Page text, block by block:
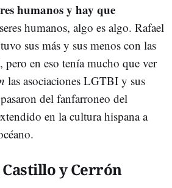
humanos y hay que
humanos, algo es algo. Rafael
sus más y sus menos con las
en eso tenía mucho que ver
las asociaciones LGTBI y sus
del fanfarroneo del
en la cultura hispana a
y Cerrón